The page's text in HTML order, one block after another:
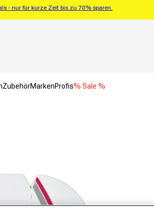
- nur für kurze Zeit bis zu 70% sparen.
ZubehörMarkenProfis% Sale %